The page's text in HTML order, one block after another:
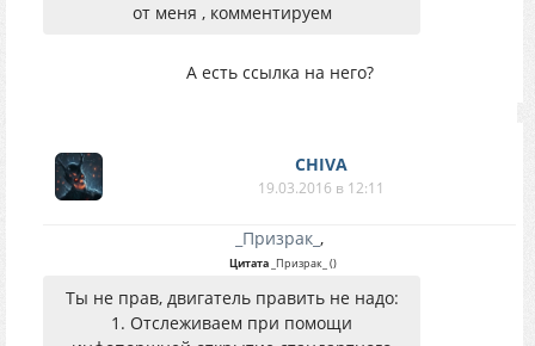
от меня , комментируем
А есть ссылка на него?
CHIVA
19.03.2016 в 12:11
_Призрак_ ,
Цитата _Призрак_ ()
Ты не прав, двигатель править не надо:
1. Отслеживаем при помощи